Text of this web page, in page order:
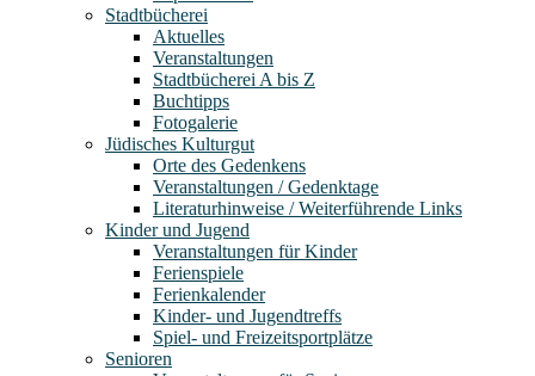
Stadtbücherei
Aktuelles
Veranstaltungen
Stadtbücherei A bis Z
Buchtipps
Fotogalerie
Jüdisches Kulturgut
Orte des Gedenkens
Veranstaltungen / Gedenktage
Literaturhinweise / Weiterführende Links
Kinder und Jugend
Veranstaltungen für Kinder
Ferienspiele
Ferienkalender
Kinder- und Jugendtreffs
Spiel- und Freizeitsportplätze
Senioren